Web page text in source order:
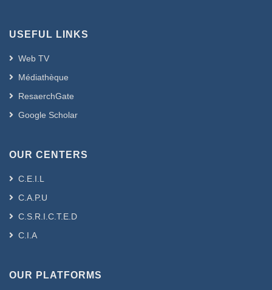
USEFUL LINKS
Web TV
Médiathèque
ResaerchGate
Google Scholar
OUR CENTERS
C.E.I.L
C.A.P.U
C.S.R.I.C.T.E.D
C.I.A
OUR PLATFORMS